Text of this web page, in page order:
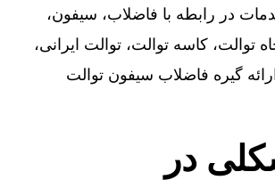
در رابطه با فاضلاب، سیفون،
توالت، کاسه توالت، توالت ایرانی،
گیره فاضلاب سیفون توالت
در